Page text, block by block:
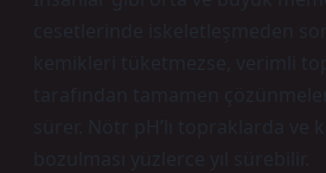
cesetlerinde iskeletleşmeden
kemikleri tüketmezse, verimli
tarafından tamamen
sürer. Nötr pH’lı topraklarda ve
bozulması yüzlerce yıl sürebilir.